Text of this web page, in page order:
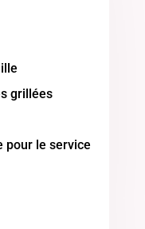
grillées
pour le service